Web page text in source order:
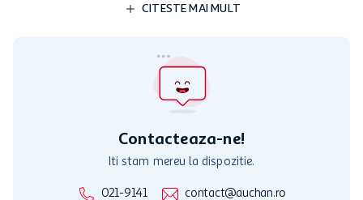
limita a 12 unitati / card client o singura data in perioada promotiei.
activitati in afara celor mentionate in Termene si Conditii. Auchan
nu raspunde pentru imposibilitatea utilizarii Cardului in perioada in
care aceste este suspendat sau in perioada in care sunt efectuate
CITESTE MAI MULT
Contacteaza-ne!
Iti stam mereu la dispozitie.
021-9141 contact@auchan.ro